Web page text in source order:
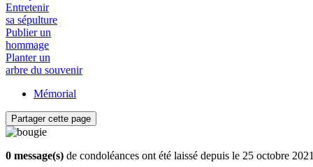
Entretenir
sa sépulture
Publier un
hommage
Planter un
arbre du souvenir
Mémorial
Partager cette page
0 message(s) de condoléances ont été laissé depuis le 25 octobre 2021